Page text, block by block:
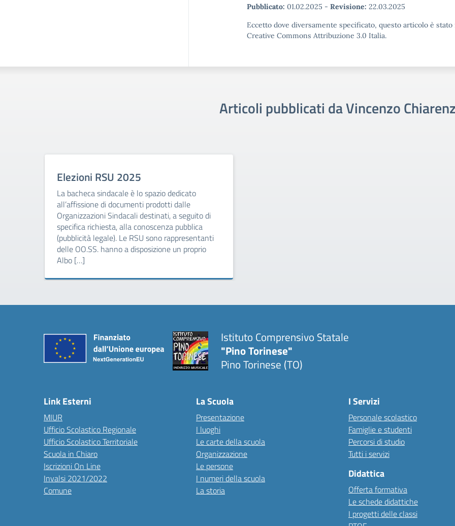
Pubblicato: 01.02.2025 - Revisione: 22.03.2025
Eccetto dove diversamente specificato, questo articolo è
Creative Commons Attribuzione 3.0 Italia.
Articoli pubblicati da Vincenzo
Elezioni RSU 2025
La bacheca sindacale è lo spazio dedicato
all’affissione di documenti prodotti dalle
Organizzazioni Sindacali destinati, a seguito di
specifica richiesta, alla conoscenza pubblica
(pubblicità legale). Le RSU sono rappresentanti
delle OO.SS. hanno a disposizione un proprio
Albo […]
Istituto Comprensivo Statale
"Pino Torinese"
Pino Torinese (TO)
Link Esterni
MIUR
Ufficio Scolastico Regionale
Ufficio Scolastico Territoriale
Scuola in Chiaro
Iscrizioni On Line
Invalsi 2021/2022
Comune
La Scuola
Presentazione
I luoghi
Le carte della scuola
Organizzazione
Le persone
I numeri della scuola
La storia
I Servizi
Personale scolastico
Famiglie e studenti
Percorsi di studio
Tutti i servizi
Didattica
Offerta formativa
Le schede didattiche
I progetti delle classi